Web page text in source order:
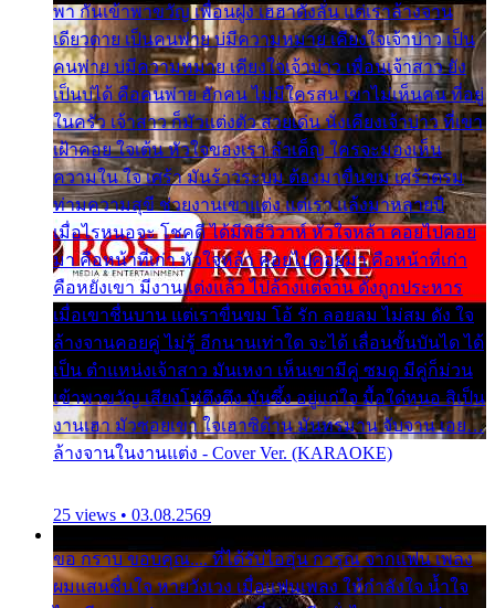
พา กันเข้าพาขวัญ เพื่อนฝูง เฮฮาดังลั่น แต่เราล้างจาน
เดียวดาย เป็นคนพ่าย บ่มีความหมาย เคียงใจเจ้าบ่าว เป็น
คนพ่าย บ่มีความหมาย เคียงใจเจ้าบ่าว เพื่อนเจ้าสาว ยัง
เป็นบ่ได้ คือคนพ่าย ฮักคน ไม่มีใครสน เขาไม่เห็นคน ที่อยู่
ในครัว เจ้าสาว ก็มัวแต่งตัว สวยเด่น นั่งเคียงเจ้าบ่าว ที่เขา
เฝ้าคอย ใจเต้น หัวใจของเรา ลำเค็ญ ใครจะมองเห็น
ความใน ใจ เศร้า มันร้าวระบม ต้องมาขื่นขม เศร้าตรม
ท่ามความสุขี ช่วยงานเขาแต่ง แต่เรา แล้งมาหลายปี
เมื่อไรหนอจะ โชคดี ได้มีพิธีวิวาห์ หัวใจหล้า คอยไปคอย
มา คือหน้าที่เก่า หัวใจหล้า คอยไปคอยมา คือหน้าที่เก่า
คือหยังเขา มีงานแต่งแล้ว ไปล้างแต่จาน ดั่งถูกประหาร
เมื่อเขาชื่นบาน แต่เราขื่นขม โอ้ รัก ลอยลม ไม่สม ดัง ใจ
ล้างจานคอยคู่ ไม่รู้ อีกนานเท่าใด จะได้ เลื่อนขั้นบันได ได้
เป็น ตำแหน่งเจ้าสาว มันเหงา เห็นเขามีคู่ ซมดู มีคู่ก็ม่วน
เข้าพาขวัญ เสียงโห่ตึงตึง มันซึ้ง อยู่แก่ใจ มื้อใด๋หนอ สิเป็น
งานเฮา มัวซอยเขา ใจเฮาซิด้าน มันทรมาน จับจาน เอย…
ล้างจานในงานแต่ง - Cover Ver. (KARAOKE)
25 views • 03.08.2569
ขอ กราบ ขอบคุณ.... ที่ได้รับไออุ่น การุณ จากแฟน เพลง
ผมแสนชื่นใจ หายวังเวง เมื่อแฟนเพลง ให้กำลังใจ น้ำใจ